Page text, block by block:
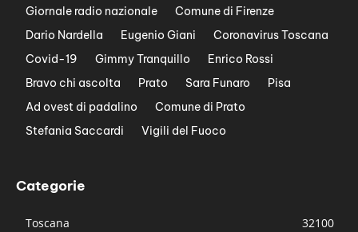
Giornale radio nazionale
Comune di Firenze
Dario Nardella
Eugenio Giani
Coronavirus Toscana
Covid-19
Gimmy Tranquillo
Enrico Rossi
Bravo chi ascolta
Prato Sara Funaro
Pisa
Ad ovest di padalino
Comune di Prato
Stefania Saccardi
Vigili del Fuoco
Categorie
Toscana
32100